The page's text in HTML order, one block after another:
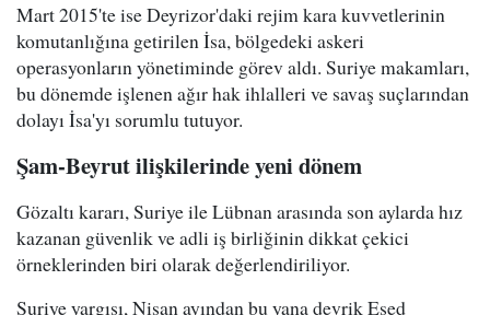
Mart 2015'te ise Deyrizor'daki rejim kara kuvvetlerinin
komutanlığına getirilen İsa, bölgedeki askeri
operasyonların yönetiminde görev aldı. Suriye makamları,
bu dönemde işlenen ağır hak ihlalleri ve savaş suçlarından
dolayı İsa'yı sorumlu tutuyor.
Şam-Beyrut ilişkilerinde yeni dönem
Gözaltı kararı, Suriye ile Lübnan arasında son aylarda hız
kazanan güvenlik ve adli iş birliğinin dikkat çekici
örneklerinden biri olarak değerlendiriliyor.
Suriye yargısı, Nisan ayından bu yana devrik Esed